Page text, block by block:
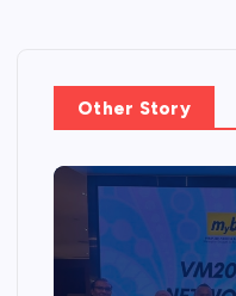
Other Story
特别报道 SPECIAL